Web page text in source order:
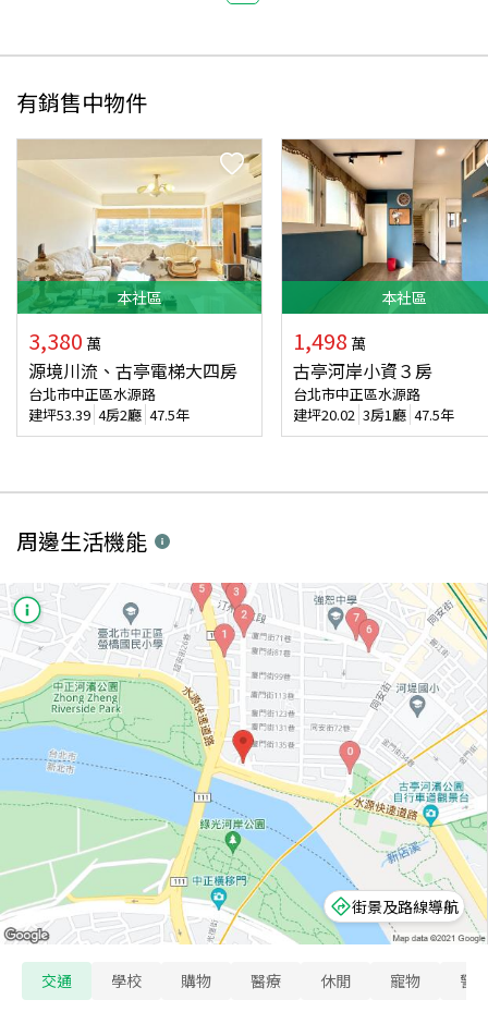
有銷售中物件
本社區
3,380 萬
源境川流、古亭電梯大四房
台北市中正區水源路
建坪53.39 4房2廳 47.5年
本社區
1,498 萬
古亭河岸小資３房
台北市中正區水源路
建坪20.02 3房1廳 47.5年
周邊生活機能
街景及路線導航
交通 學校 購物 醫療 休閒 寵物 警